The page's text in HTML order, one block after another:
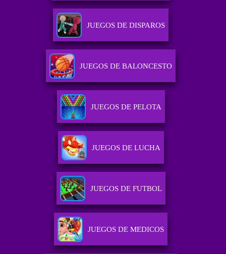
JUEGOS DE DISPAROS
JUEGOS DE BALONCESTO
JUEGOS DE PELOTA
JUEGOS DE LUCHA
JUEGOS DE FUTBOL
JUEGOS DE MEDICOS